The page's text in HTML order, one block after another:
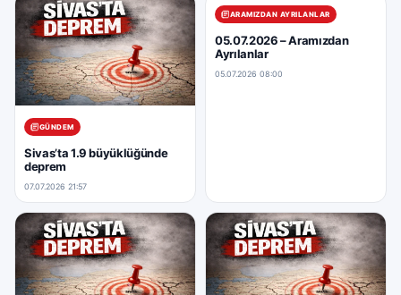
GÜNDEM
Sivas’ta 1.9 büyüklüğünde
deprem
07.07.2026 21:57
ARAMIZDAN AYRILANLAR
05.07.2026 – Aramızdan
Ayrılanlar
05.07.2026 08:00